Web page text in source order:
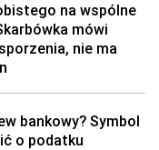
na wspólne
mówi
nie ma
bankowy? Symbol
o podatku